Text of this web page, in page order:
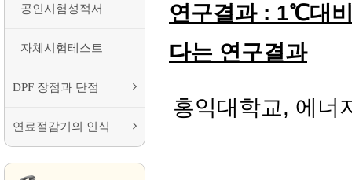
공인시험성적서
자체시험테스트
DPF 장점과 단점
연료절감기의 인식
연구결과 : 1℃대
다는 연구결과
홍익대학교, 에너